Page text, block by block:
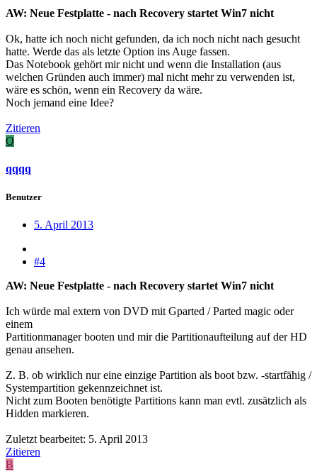
AW: Neue Festplatte - nach Recovery startet Win7 nicht
Ok, hatte ich noch nicht gefunden, da ich noch nicht nach gesucht
hatte. Werde das als letzte Option ins Auge fassen.
Das Notebook gehört mir nicht und wenn die Installation (aus
welchen Gründen auch immer) mal nicht mehr zu verwenden ist,
wäre es schön, wenn ein Recovery da wäre.
Noch jemand eine Idee?
Zitieren
Q
qqqq
Benutzer
5. April 2013
#4
AW: Neue Festplatte - nach Recovery startet Win7 nicht
Ich würde mal extern von DVD mit Gparted / Parted magic oder
einem
Partitionmanager booten und mir die Partitionaufteilung auf der HD
genau ansehen.
Z. B. ob wirklich nur eine einzige Partition als boot bzw. -startfähig /
Systempartition gekennzeichnet ist.
Nicht zum Booten benötigte Partitions kann man evtl. zusätzlich als
Hidden markieren.
Zuletzt bearbeitet: 5. April 2013
Zitieren
B